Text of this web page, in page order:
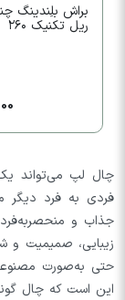
براش بلِندینگ
ریل تکنیک ۲۶۰
چال لپ می‌تواند
فردی به فرد دیگر
جذاب و منحصربه‌فرد
زیبایی، صمیمیت و
حتی به‌صورت
این است که چال